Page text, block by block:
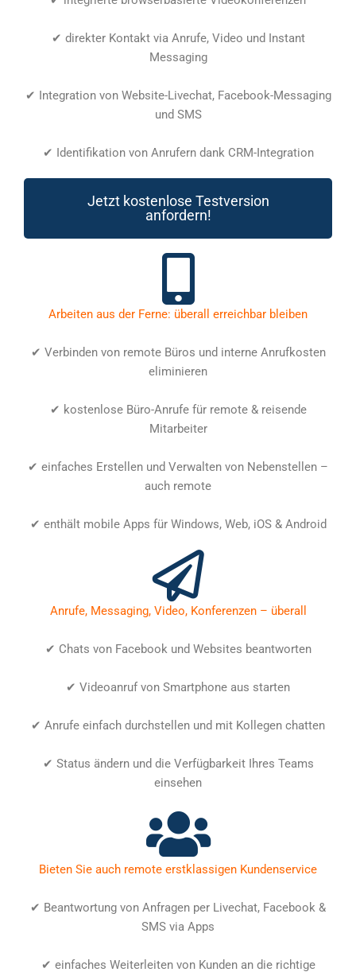
✔ direkter Kontakt via Anrufe, Video und Instant
Messaging
✔ Integration von Website-Livechat, Facebook-Messaging
und SMS
✔ Identifikation von Anrufern dank CRM-Integration
Jetzt kostenlose Testversion
anfordern!
Arbeiten aus der Ferne: überall erreichbar bleiben
✔ Verbinden von remote Büros und interne Anrufkosten
eliminieren
✔ kostenlose Büro-Anrufe für remote & reisende
Mitarbeiter
✔ einfaches Erstellen und Verwalten von Nebenstellen –
auch remote
✔ enthält mobile Apps für Windows, Web, iOS & Android
Anrufe, Messaging, Video, Konferenzen – überall
✔ Chats von Facebook und Websites beantworten
✔ Videoanruf von Smartphone aus starten
✔ Anrufe einfach durchstellen und mit Kollegen chatten
✔ Status ändern und die Verfügbarkeit Ihres Teams
einsehen
Bieten Sie auch remote erstklassigen Kundenservice
✔ Beantwortung von Anfragen per Livechat, Facebook &
SMS via Apps
✔ einfaches Weiterleiten von Kunden an die richtige